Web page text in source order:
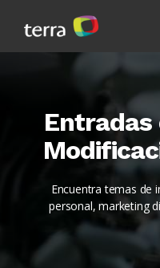
Encuentra temas de
personal, marketing